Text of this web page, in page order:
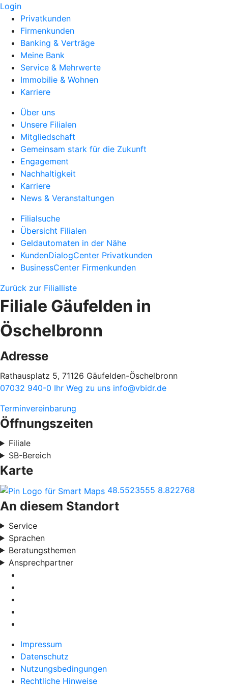
Login
Privatkunden
Firmenkunden
Banking & Verträge
Meine Bank
Service & Mehrwerte
Immobilie & Wohnen
Karriere
Über uns
Unsere Filialen
Mitgliedschaft
Gemeinsam stark für die Zukunft
Engagement
Nachhaltigkeit
Karriere
News & Veranstaltungen
Filialsuche
Übersicht Filialen
Geldautomaten in der Nähe
KundenDialogCenter Privatkunden
BusinessCenter Firmenkunden
Zurück zur Filialliste
Filiale Gäufelden in
Öschelbronn
Adresse
Rathausplatz 5, 71126 Gäufelden-Öschelbronn
07032 940-0 Ihr Weg zu uns info@vbidr.de
Terminvereinbarung
Öffnungszeiten
Filiale
SB-Bereich
Karte
48.5523555 8.822768
An diesem Standort
Service
Sprachen
Beratungsthemen
Ansprechpartner
Impressum
Datenschutz
Nutzungsbedingungen
Rechtliche Hinweise